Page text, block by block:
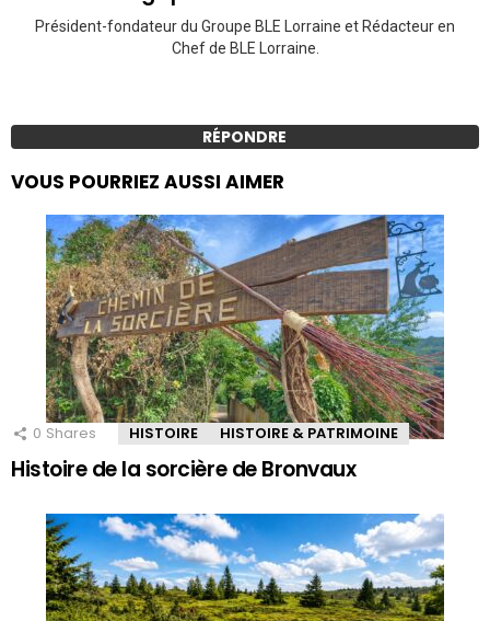
Président-fondateur du Groupe BLE Lorraine et Rédacteur en
Chef de BLE Lorraine.
RÉPONDRE
VOUS POURRIEZ AUSSI AIMER
0 Shares HISTOIRE HISTOIRE & PATRIMOINE
Histoire de la sorcière de Bronvaux